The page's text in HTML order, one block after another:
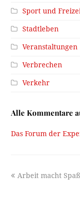
Sport und
Stadtleben
Veranstaltungen
Verbrechen
Verkehr
Alle Kommentare
Das Forum der
previous
Arbeit macht